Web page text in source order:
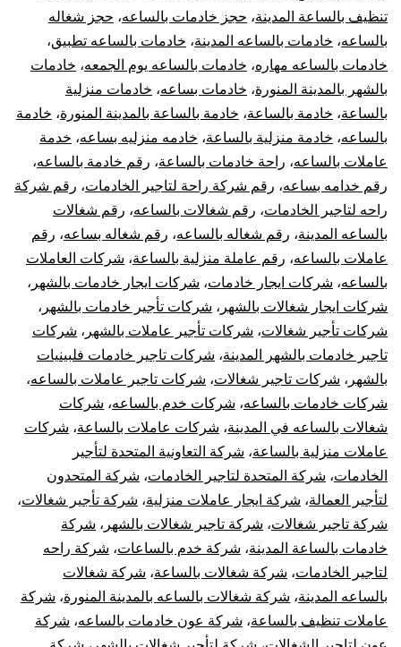
تنظيف بالساعة المدينة، حجز خادمات بالساعه، حجز شغاله
بالساعه، خادمات بالساعه المدينة، خادمات بالساعه تطبيق،
خادمات بالساعه مهاره، خادمات بالساعه يوم الجمعه، خادمات
بالشهر بالمدينة المنورة، خادمات بساعه، خادمات منزلية
بالساعة، خادمة بالساعة، خادمة بالساعة بالمدينة المنورة، خادمة
بالساعه، خادمة منزلية بالساعة، خادمه منزليه بساعه، خدمة
عاملات بالساعه، راحة خادمات بالساعة، رقم خادمة بالساعه،
رقم خدامه بساعه، رقم شركة راحة لتاجير الخادمات، رقم شركة
راحه لتاجير الخادمات، رقم شغالات بالساعه، رقم شغالات
بالساعه المدينة، رقم شغاله بالساعه، رقم شغاله بساعه، رقم
عاملات بالساعه، رقم عاملة منزلية بالساعة، شركات العاملات
بالساعه، شركات ايجار خادمات، شركات ايجار خادمات بالشهر ،
شركات ايجار شغالات بالشهر ، شركات تأجير خادمات بالشهر ،
شركات تأجير شغالات، شركات تأجير عاملات بالشهر ، شركات
تاجير خادمات بالشهر المدينة، شركات تاجير خادمات فلبينيات
بالشهر ، شركات تاجير شغالات، شركات تاجير عاملات بالساعه،
شركات خادمات بالساعه، شركات خدم بالساعه، شركات
شغالات بالساعه في المدينة، شركات عاملات بالساعة، شركات
عاملات منزلية بالساعة، شركة التعاونية المتحدة لتأجير
الخادمات، شركة المتحدة لتاجير الخادمات، شركة المتحدون
لتأجير العمالة، شركة ايجار عاملات منزلية، شركة تأجير شغالات،
شركة تاجير شغالات، شركة تاجير شغالات بالشهر ، شركة
خادمات بالساعة المدينة، شركة خدم بالساعات، شركة راحه
لتاجير الخادمات، شركة شغالات بالساعة، شركة شغالات
بالساعه المدينة، شركة شغالات بالساعه بالمدينة المنورة، شركة
عاملات تنظيف بالساعة، شركة عون خادمات بالساعه، شركة